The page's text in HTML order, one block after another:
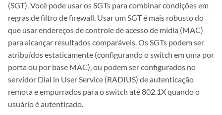
(SGT). Você pode usar os SGTs para combinar condições em
regras de filtro de firewall. Usar um SGT é mais robusto do
que usar endereços de controle de acesso de mídia (MAC)
para alcançar resultados comparáveis. Os SGTs podem ser
atribuídos estaticamente (configurando o switch em uma por
porta ou por base MAC), ou podem ser configurados no
servidor Dial in User Service (RADIUS) de autenticação
remota e empurrados para o switch até 802.1X quando o
usuário é autenticado.